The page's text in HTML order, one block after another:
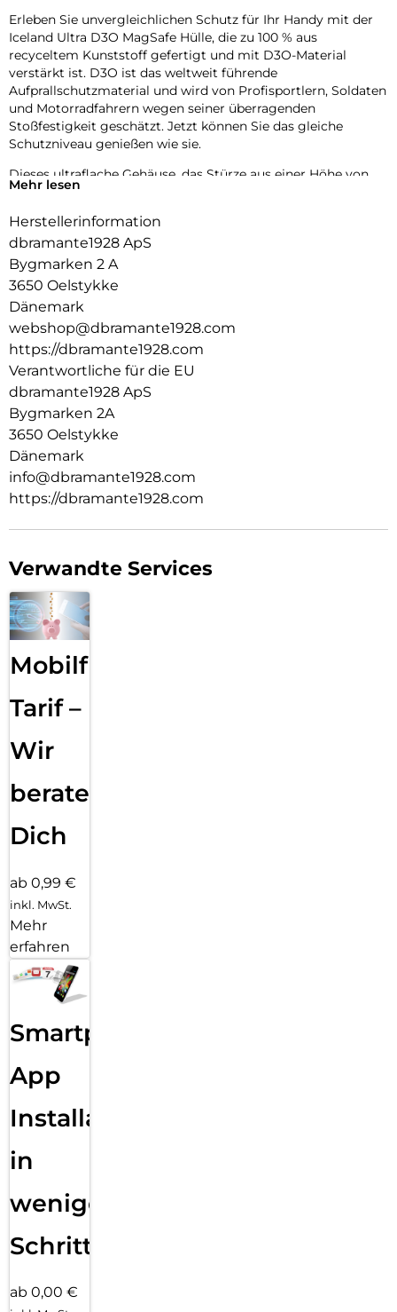
Erleben Sie unvergleichlichen Schutz für Ihr Handy mit der
Iceland Ultra D3O MagSafe Hülle, die zu 100 % aus
recyceltem Kunststoff gefertigt und mit D3O-Material
verstärkt ist. D3O ist das weltweit führende
Aufprallschutzmaterial und wird von Profisportlern, Soldaten
und Motorradfahrern wegen seiner überragenden
Stoßfestigkeit geschätzt. Jetzt können Sie das gleiche
Schutzniveau genießen wie sie.
Dieses ultraflache Gehäuse, das Stürze aus einer Höhe von
bis zu 4 Metern übersteht, bietet maximalen Schutz ohne
für müheloses kabelloses Aufladen und macht Ihr Erlebnis
nahtlos und bequem. Wählen Sie Iceland Ultra D3O MagSafe
für den dünnsten und fortschrittlichsten Schutz Ihres
Telefons.
Mehr lesen
Herstellerinformation
dbramante1928 ApS
Bygmarken 2 A
3650 Oelstykke
Dänemark
webshop@dbramante1928.com
https://dbramante1928.com
Verantwortliche für die EU
dbramante1928 ApS
Bygmarken 2A
3650 Oelstykke
Dänemark
info@dbramante1928.com
https://dbramante1928.com
Verwandte Services
Mobilfunk
Tarif –
Wir
beraten
Dich
ab 0,99 €
inkl. MwSt.
Mehr
erfahren
Smartphone
App
Installation
in
wenigen
Schritten
ab 0,00 €